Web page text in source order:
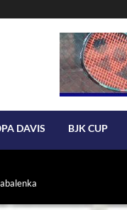
DAVIS BJK CUP